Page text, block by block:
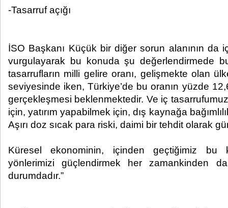
-Tasarruf açığı
İSO Başkanı Küçük bir diğer sorun alanının da
vurgulayarak bu konuda şu değerlendirmede
tasarrufların milli gelire oranı, gelişmekte olan
seviyesinde iken, Türkiye’de bu oranın yüzde
gerçekleşmesi beklenmektedir. Ve iç
için, yatırım yapabilmek için, dış kaynağa
Aşırı doz sıcak para riski, daimi bir tehdit olarak
Küresel ekonominin, içinden geçtiğimiz bu
yönlerimizi güçlendirmek her zamankinden
durumdadır.”